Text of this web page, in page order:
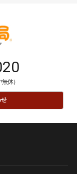
休）